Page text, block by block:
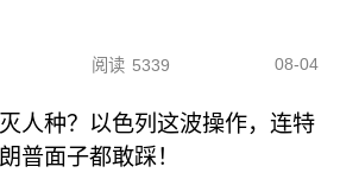
阅读 5339 08-04
灭人种？以色列这波操作，连特
朗普面子都敢踩！